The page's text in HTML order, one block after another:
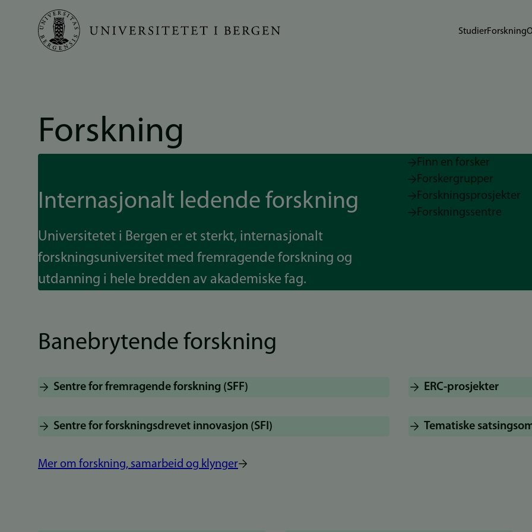
Hopp
StudierForskning
Forskning
Internasjonalt ledende forskning
Universitetet i Bergen er et sterkt, internasjonalt
forskningsuniversitet med fremragende forskning og
utdanning i hele bredden av akademiske fag.
Finn en forsker
Forskergrupper
Forskningsprosjekter
Forskningssentre
Banebrytende forskning
Sentre for fremragende forskning (SFF) ERC-prosjekter
Sentre for forskningsdrevet innovasjon (SFI) Tematiske
Mer om forskning, samarbeid og klynger